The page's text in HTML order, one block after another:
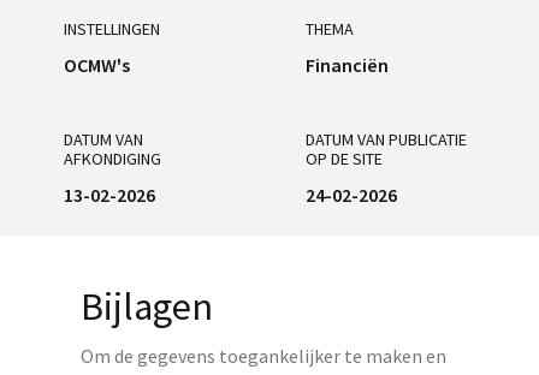
INSTELLINGEN
OCMW's
THEMA
Financiën
DATUM VAN
AFKONDIGING
13-02-2026
DATUM VAN PUBLICATIE
OP DE SITE
24-02-2026
Bijlagen
Om de gegevens toegankelijker te maken en